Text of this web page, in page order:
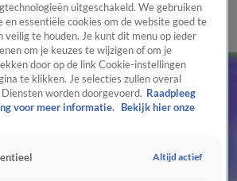
WeerTip de redactiePanelVideo's
uitgeschakeld. We gebruiken
en essentiële cookies om de website goed te
veilig te houden. Je kunt dit menu op ieder
om je keuzes te wijzigen of om je
door op de link Cookie-instellingen
te klikken. Je selecties zullen overal
worden doorgevoerd. Raadpleeg
voor meer informatie.
Bekijk hier onze
Altijd actief